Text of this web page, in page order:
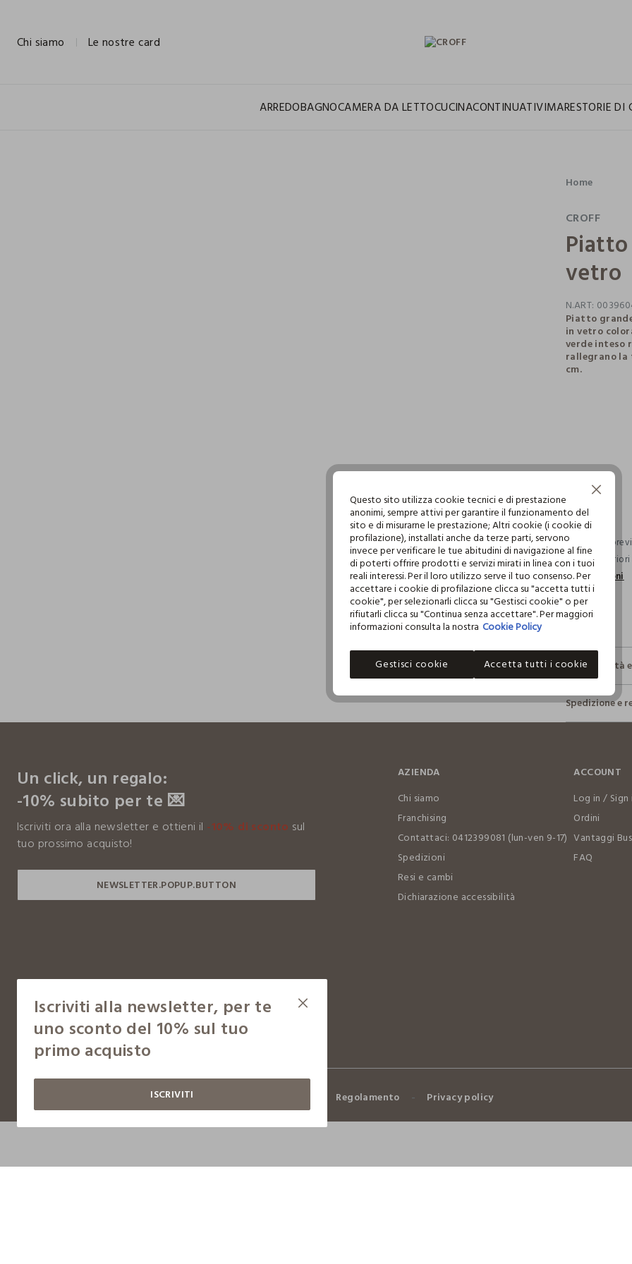
Chi siamo Le nostre card
ARREDOBAGNOCAMERA DA LETTOCUCINACONTINUATIVIMARESTORIE DI
Home
CROFF
vetro
N.ART:
Piatto
in vetro
verde inteso
rallegrano la
cm.
Consegna
ordini superiori
informazioni
Sostenibilità
Sicurezza
Il 100% dei
fisici, per
Clicca qui
I nostri
ARDA CAM
MADE IN
Spedizione e
Iscriviti alla newsletter, per te
uno sconto del 10% sul tuo
primo acquisto
ISCRIVITI
Un click, un regalo:
-10% subito per te 💌
Iscriviti ora alla newsletter e ottieni il -10% di sconto sul
tuo prossimo acquisto!
AZIENDA
Chi siamo
Franchising
Contattaci: 0412399081 (lun-ven 9-17)
Spedizioni
Resi e cambi
Dichiarazione accessibilità
ACCOUNT
Log in / Sign
Ordini
Vantaggi
FAQ
Copyright © OVS S.p.A, p.iva 04240010274 - Capitale sociale 290.923.470,04
Gestisci cookie Regolamento Privacy policy
Questo sito utilizza cookie tecnici e di prestazione
anonimi, sempre attivi per garantire il funzionamento del
sito e di misurarne le prestazione; Altri cookie (i cookie di
profilazione), installati anche da terze parti, servono
invece per verificare le tue abitudini di navigazione al fine
di poterti offrire prodotti e servizi mirati in linea con i tuoi
reali interessi. Per il loro utilizzo serve il tuo consenso. Per
accettare i cookie di profilazione clicca su "accetta tutti i
cookie", per selezionarli clicca su "Gestisci cookie" o per
rifiutarli clicca su "Continua senza accettare". Per maggiori
informazioni consulta la nostra Cookie Policy
Gestisci cookie Accetta tutti i cookie
Continua senza accettare